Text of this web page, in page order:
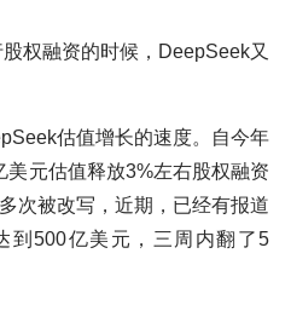
权融资的时候，DeepSeek又
估值增长的速度。自今年
元估值释放3%左右股权融资
次被改写，近期，已经有报道
到500亿美元，三周内翻了5